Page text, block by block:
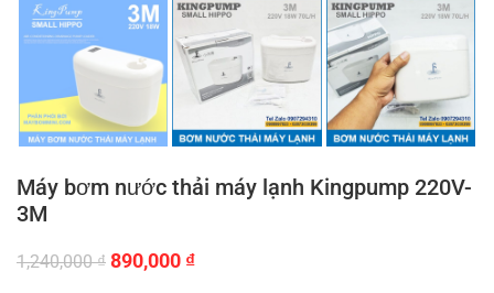
Máy bơm nước thải máy lạnh Kingpump 220V-
3M
1,240,000₫ Giá
890,000 ₫Giá